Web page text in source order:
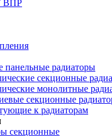
ВПР
панельные радиаторы
секционные
монолитные
секционные
к радиаторам
секционные